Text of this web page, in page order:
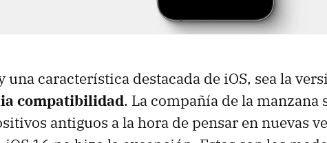
una característica destacada de iOS, sea la
compatibilidad. La compañía de la manzana
antiguos a la hora de pensar en nuevas